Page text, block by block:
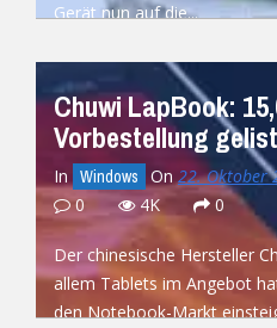
Gerät nun auf die...
Chuwi LapBook:
Vorbestellung
In Windows On 22. Oktober
0
4K 0
Der chinesische Hersteller
allem Tablets im Angebot
den Notebook-Markt